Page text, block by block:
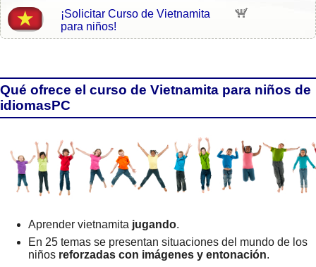
¡Solicitar Curso de Vietnamita
para niños!
Qué ofrece el curso de Vietnamita para niños de
idiomasPC
Aprender vietnamita jugando.
En 25 temas se presentan situaciones del mundo de los
niños reforzadas con imágenes y entonación.